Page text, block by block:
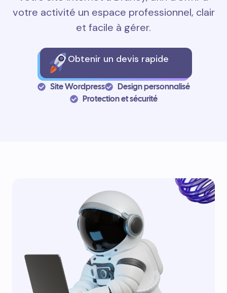
votre activité un espace professionnel, clair
et facile à gérer.
Obtenir un devis rapide
Site Wordpress
Design personnalisé
Protection et sécurité